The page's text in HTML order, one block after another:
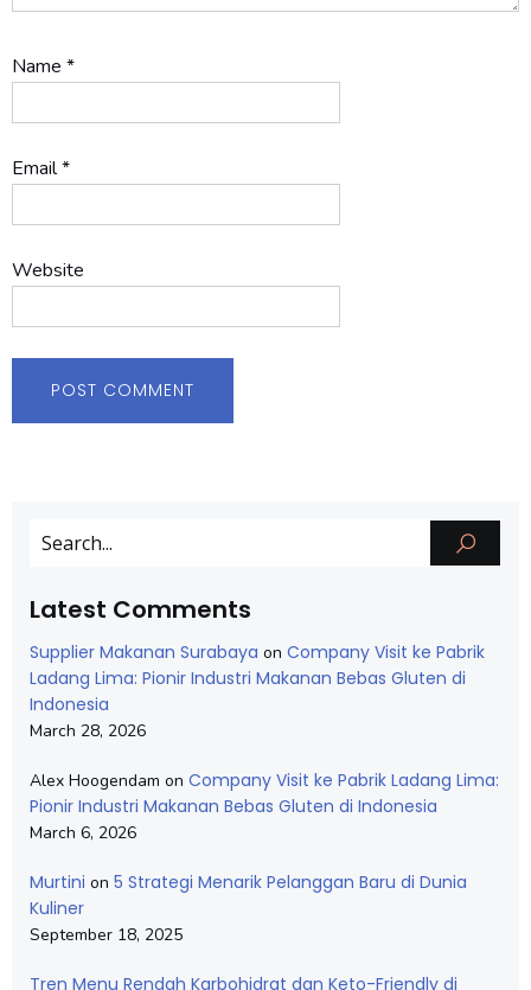
Name *
Email*
Website
Latest Comments
Supplier Makanan Surabaya on Company Visit ke Pabrik
Ladang Lima: Pionir Industri Makanan Bebas Gluten di
Indonesia
March 28, 2026
Alex Hoogendam on Company Visit ke Pabrik Ladang Lima:
Pionir Industri Makanan Bebas Gluten di Indonesia
March 6, 2026
Murtini on 5 Strategi Menarik Pelanggan Baru di Dunia
Kuliner
September 18, 2025
Tren Menu Rendah Karbohidrat dan Keto-Friendly di